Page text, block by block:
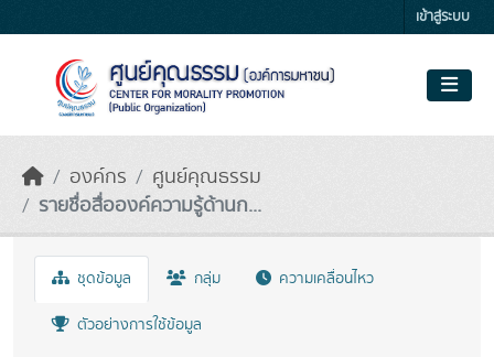
เข้าสู่ระบบ
องค์กร
ศูนย์คุณธรรม
รายชื่อสื่อองค์ความรู้ด้านก...
ชุดข้อมูล กลุ่ม ความเคลื่อนไหว
ตัวอย่างการใช้ข้อมูล